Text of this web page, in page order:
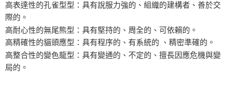
高表達性的孔雀型型：具有說服力強的、組織的建構者、善於交
際的。
高耐心性的無尾熊型：具有堅持的、周全的、可依賴的。
高精確性的貓頭應型：具有程序的、有系統的 、精密準確的。
高整合性的變色龍型：具有變通的、不定的、擅長因應危機與變
局的。